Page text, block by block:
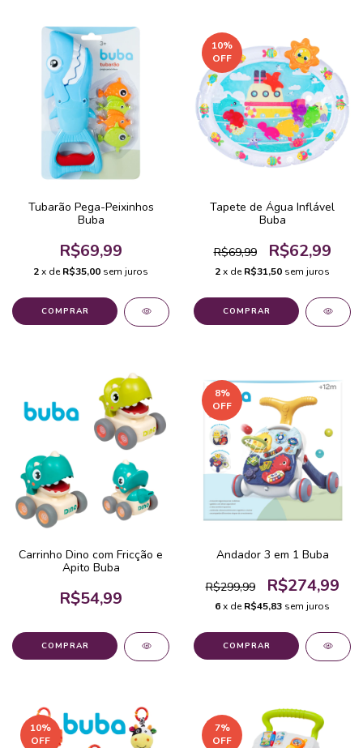
Tubarão Pega-Peixinhos
Buba
R$69,99
2x deR$35,00 sem juros
10%
OFF
Tapete de Água Inflável
Buba
R$69,99 R$62,99
2x deR$31,50 sem juros
COMPRAR
Carrinho Dino com Fricção e
Apito Buba
R$54,99
COMPRAR
8%
OFF
Andador 3 em 1 Buba
R$299,99 R$274,99
6x deR$45,83 sem juros
10%
OFF
7%
OFF